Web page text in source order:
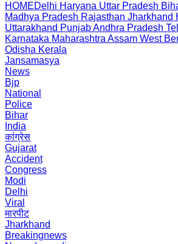
HOMEDelhi Haryana Uttar Pradesh
Madhya Pradesh Rajasthan Jharkhand
Uttarakhand PunjabAndhra Pradesh
Karnataka Maharashtra Assam West
Odisha Kerala
Jansamasya
News
Bjp
National
Police
Bihar
India
कांग्रेस
Gujarat
Accident
Congress
Modi
Delhi
Viral
मारपीट
Jharkhand
Breakingnews